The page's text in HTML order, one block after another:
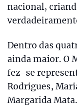
nacional,
Dentro das
ainda maior. O
fez-se
Rodrigues,
Margarida